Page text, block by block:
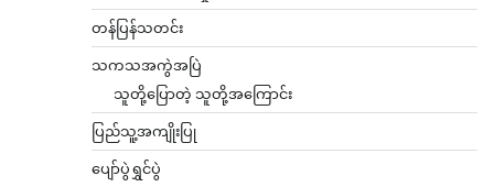
တန်ပြန်သတင်း
သကသအကွဲအပြဲ
သူတို့ပြောတဲ့ သူတို့အကြောင်း
ပြည်သူ့အကျိုးပြု
ပျော်ပွဲရွှင်ပွဲ